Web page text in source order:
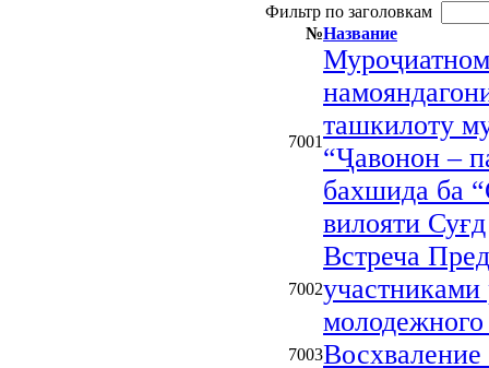
Фильтр по заголовкам
№Название
7001
ташкилоту
“Ҷавонон –
бахшида ба
вилояти Суғд
7002
Встреча
участниками
7003